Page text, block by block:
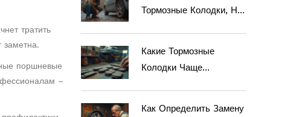
тратить
заметна.
поршневые
–
Тормозные Колодки, Не
Какие Тормозные
Колодки Чаще
Как Определить Замену